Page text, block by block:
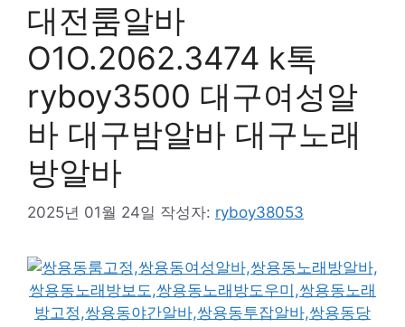
대전룸알바
O1O.2062.3474 k톡
ryboy3500 대구여성알
바 대구밤알바 대구노래
방알바
2025년 01월 24일 작성자: ryboy38053